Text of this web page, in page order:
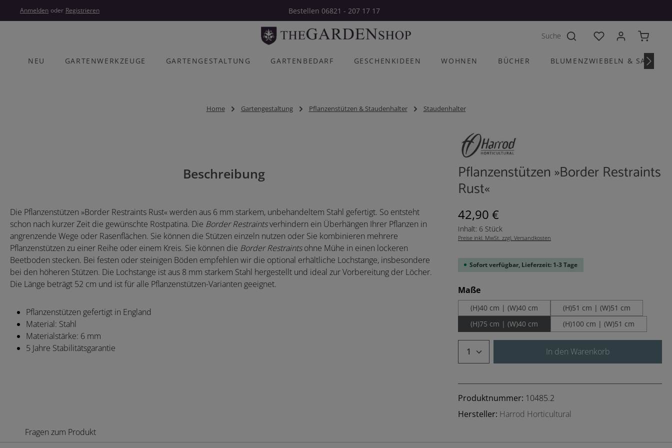
Hauptinhalt springen
Zur Hauptnavigation springen
Anmelden oder Registrieren Bestellen 06821 - 207 17 17
Du hast 0 Produkte
NEU GARTENWERKZEUGE GARTENGESTALTUNG GARTENBEDARF GESCHENKIDEEN WOHNEN BÜCHER BLUMENZWIEBELN &
Home Gartengestaltung Pflanzenstützen & Staudenhalter Staudenhalter
Pflanzenstützen »Border Restraints
Rust«
Regulärer Preis:
42,90 €
Inhalt: 6 Stück
Preise inkl. MwSt. zzgl. Versandkosten
Sofort verfügbar, Lieferzeit: 1-3 Tage
Maßeauswählen
(H)40 cm | (W)40 cm
(H)51 cm | (W)51 cm
(H)75 cm | (W)40 cm
(H)100 cm | (W)51 cm
Produkt Anzahl: Gib den
In den Warenkorb
Produktnummer: 10485.2
Hersteller: Harrod Horticultural
Beschreibung
Die Pflanzenstützen »Border Restraints Rust« werden aus 6 mm starkem, unbehandeltem Stahl gefertigt. So entsteht
schon nach kurzer Zeit die gewünschte Rostpatina. Die Border Restraintsverhindern ein Überhängen Ihrer Pflanzen in
angrenzende Wege oder Rasenflächen. Sie können die Stützen einzeln nutzen oder Sie kombinieren mehrere
Pflanzenstützen zu einer Reihe oder einem Kreis. Sie können die Border Restraintsohne Mühe in einen lockeren
Beetboden stecken. Bei festen oder steinigen Böden empfehlen wir die optional erhältliche Lochstange, insbesondere
bei den höheren Stützen. Die Lochstange ist aus 8 mm starkem Stahl hergestellt und ideal zur Vorbereitung der Löcher.
Die Länge beträgt 52 cm und ist für alle Pflanzenstützen-Varianten geeignet.
Pflanzenstützen gefertigt in England
Material: Stahl
Materialstärke: 6 mm
5 Jahre Stabilitätsgarantie
Fragen zum Produkt